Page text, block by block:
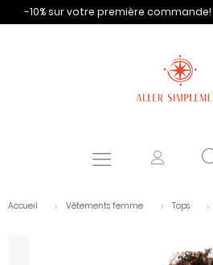
-10% sur votre première commande!
Accueil Vêtements femme Tops